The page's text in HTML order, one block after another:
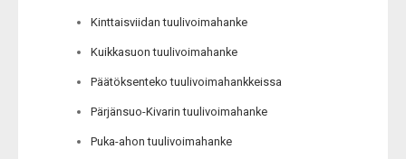
Kinttaisviidan tuulivoimahanke
Kuikkasuon tuulivoimahanke
Päätöksenteko tuulivoimahankkeissa
Pärjänsuo-Kivarin tuulivoimahanke
Puka-ahon tuulivoimahanke